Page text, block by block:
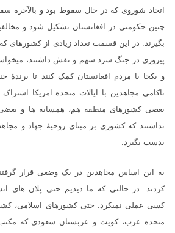
اتحاد شوروی که در حال سقوط بود و بالآخره
چنین حکومتی در افغانستان تشکیل شود و
بگیرند. در این قسمت تعداد زیادی از کشورهای
پیروزی در جنگ سرد سهم و نقش داشتند،
و یکجا با مردم افغانستان کمک کنند تا
ناکامی مجاهدین با ایالات متحده امریکا
بعضی کشورهای منطقه هم، همسایه ها و
نداشتند که کشوری بر مبنای روحیۀ جهاد و
بدست بگیرد.
به این اساس مجاهدین در یک وضعی قرار
کردند. در حالتی که ما دیدیم حتی پلان های
کسی عملی نمیکرد. حتی کشورهای اسلامی،
متحده عرب، کویت و عربستان سعودی که